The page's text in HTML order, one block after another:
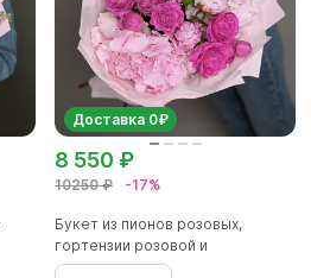
Доставка 0₽
10250 ₽ -17%
8 550 ₽
Букет из пионов розовых,
гортензии розовой и
малиновой...